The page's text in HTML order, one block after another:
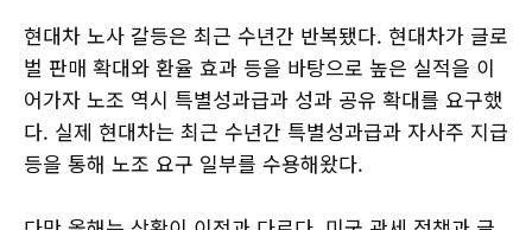
현대차 노사 갈등은 최근 수년간 반복됐다. 현대차가 글로
벌 판매 확대와 환율 효과 등을 바탕으로 높은 실적을 이
어가자 노조 역시 특별성과급과 성과 공유 확대를 요구했
다. 실제 현대차는 최근 수년간 특별성과급과 자사주 지급
등을 통해 노조 요구 일부를 수용해왔다.